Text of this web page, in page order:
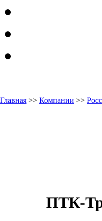
Главная >> Компании >>
ПТК-